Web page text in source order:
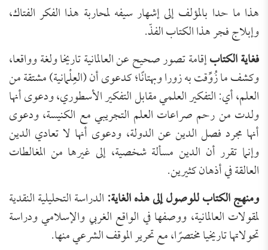
هذا ما حدا بالمؤلف إلى إشهار سيفه لمحاربة هذا الفكر الفتاك،
وإبلاج فجر هذا الكتاب الفذّ.
فغاية الكتابإقامة تصور صحيح عن العالمانية تاريخا ولغة وواقعا،
وكشف ما زُوِّقت به زورا وبهتانًا؛ كدعوى أن (العِلْمانية) مشتقة من
العلم، أي: التفكير العلمي مقابل التفكير الأسطوري، ودعوى أنها
ولدت من رحم صراعات العلم التجريبي مع الكنيسة، ودعوى
أنها مجرد فصل الدين عن الدولة، ودعوى أنها لا تعادي الدين
وإنما تقرر أن الدين مسألة شخصية، إلى غيرها من المغالطات
العالقة في أذهان كثيرين.
ومنهج الكتاب للوصول إلى هذه الغاية:الدراسة التحليلية النقدية
لمقولات العالمانية، ووصفها في الواقع الغربي والإسلامي ودراسة
تحولاتها تاريخيا مختصرًا، مع تحرير الموقف الشرعي منها.